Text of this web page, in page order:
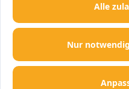
Nur
Alle